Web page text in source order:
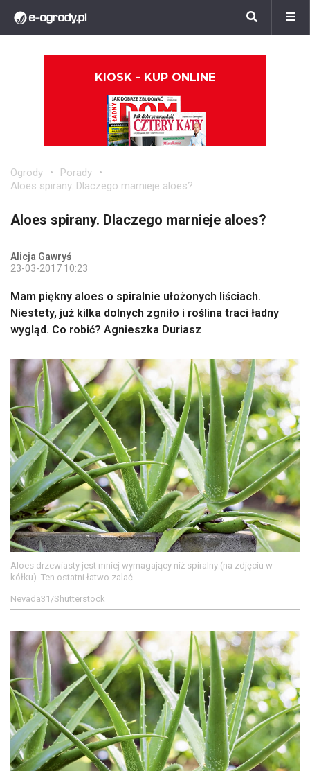
KIOSK - KUP ONLINE
Ogrody
Porady
Aloes spirany. Dlaczego marnieje aloes?
Aloes spirany. Dlaczego marnieje aloes?
Alicja Gawryś
23-03-2017 10:23
Mam piękny aloes o spiralnie ułożonych liściach.
Niestety, już kilka dolnych zgniło i roślina traci ładny
wygląd. Co robić? Agnieszka Duriasz
Aloes drzewiasty jest mniej wymagający niż spiralny (na zdjęciu w
kółku). Ten ostatni łatwo zalać.
Nevada31/Shutterstock